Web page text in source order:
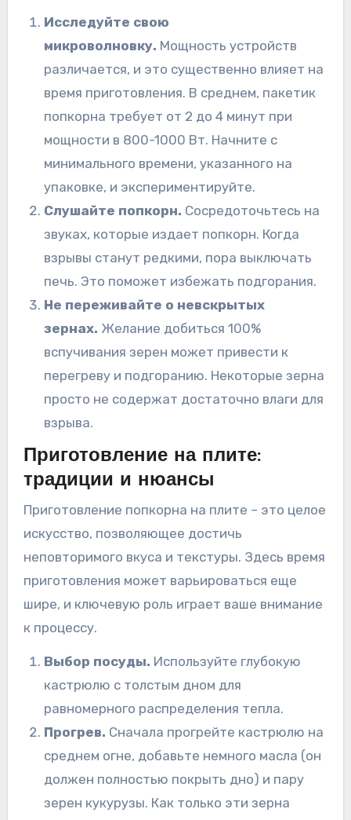
Исследуйте свою
микроволновку. Мощность устройств
различается, и это существенно влияет на
время приготовления. В среднем, пакетик
попкорна требует от 2 до 4 минут при
мощности в 800-1000 Вт. Начните с
минимального времени, указанного на
упаковке, и экспериментируйте.
Слушайте попкорн. Сосредоточьтесь на
звуках, которые издает попкорн. Когда
взрывы станут редкими, пора выключать
печь. Это поможет избежать подгорания.
Не переживайте о невскрытых
зернах. Желание добиться 100%
вспучивания зерен может привести к
перегреву и подгоранию. Некоторые зерна
просто не содержат достаточно влаги для
взрыва.
Приготовление на плите:
традиции и нюансы
Приготовление попкорна на плите – это целое
искусство, позволяющее достичь
неповторимого вкуса и текстуры. Здесь время
приготовления может варьироваться еще
шире, и ключевую роль играет ваше внимание
к процессу.
Выбор посуды. Используйте глубокую
кастрюлю с толстым дном для
равномерного распределения тепла.
Прогрев. Сначала прогрейте кастрюлю на
среднем огне, добавьте немного масла (он
должен полностью покрыть дно) и пару
зерен кукурузы. Как только эти зерна